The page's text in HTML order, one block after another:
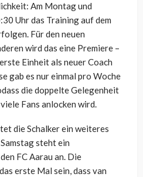
Am Montag und
Uhr das Training auf dem
Für den neuen
wird das eine Premiere –
Einheit als neuer Coach
gab es nur einmal pro Woche
die doppelte Gelegenheit
Fans anlocken wird.
die Schalker ein weiteres
steht ein
FC Aarau an. Die
erste Mal sein, dass van